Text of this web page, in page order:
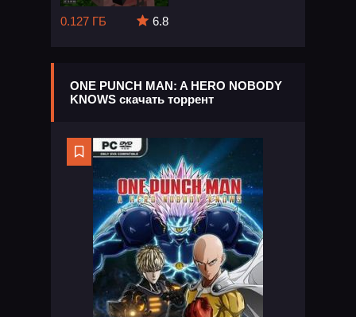
0.127 ГБ
6.8
ONE PUNCH MAN: A HERO NOBODY
KNOWS скачать торрент